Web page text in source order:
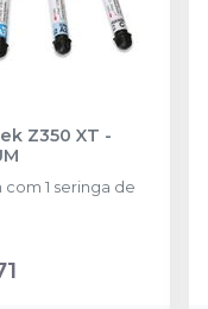
Z350 XT -
1 seringa de